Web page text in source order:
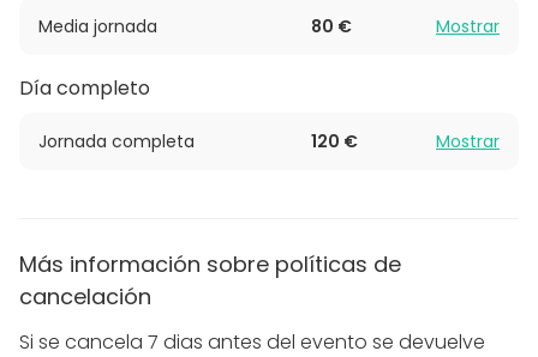
Media jornada 80 € Mostrar
Día completo
Jornada completa 120 € Mostrar
Más información sobre políticas de
cancelación
Si se cancela 7 dias antes del evento se devuelve